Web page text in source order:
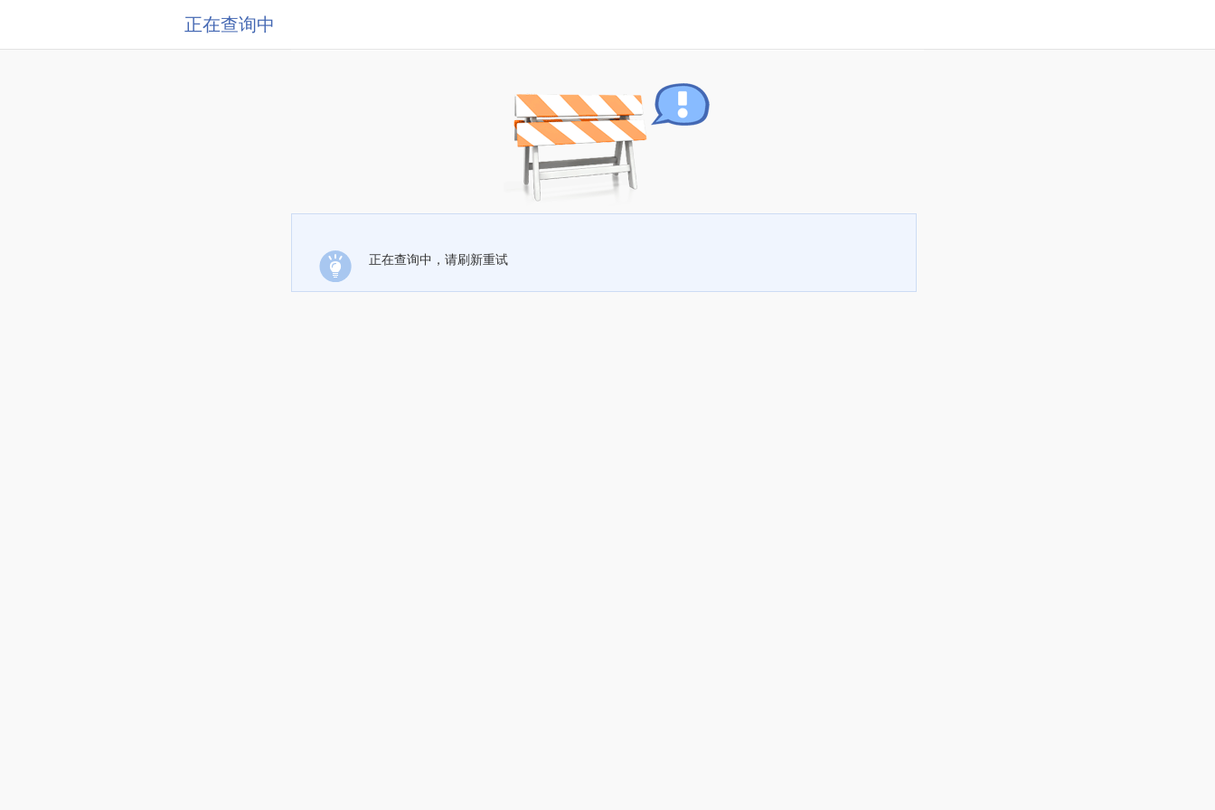
正在查询中
正在查询中，请刷新重试